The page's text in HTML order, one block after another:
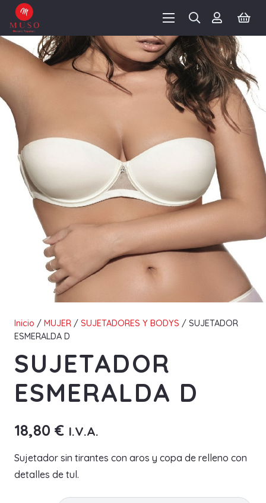
Inicio / MUJER / SUJETADORES Y BODYS / SUJETADOR
ESMERALDA D
SUJETADOR
ESMERALDA D
18,80 € I.V.A.
Sujetador sin tirantes con aros y copa de relleno con
detalles de tul.